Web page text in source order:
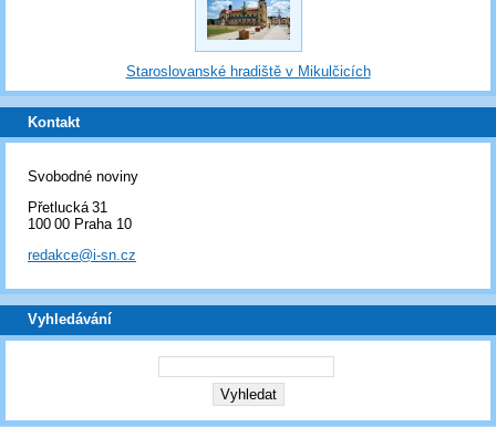
Staroslovanské hradiště v Mikulčicích
Kontakt
Svobodné noviny
Přetlucká 31
100 00 Praha 10
redakce@i-sn.cz
Vyhledávání